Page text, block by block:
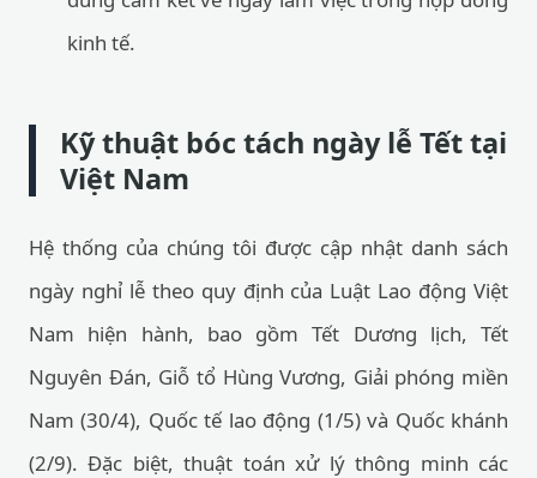
kinh tế.
Kỹ thuật bóc tách ngày lễ Tết tại
Việt Nam
Hệ thống của chúng tôi được cập nhật danh sách
ngày nghỉ lễ theo quy định của Luật Lao động Việt
Nam hiện hành, bao gồm Tết Dương lịch, Tết
Nguyên Đán, Giỗ tổ Hùng Vương, Giải phóng miền
Nam (30/4), Quốc tế lao động (1/5) và Quốc khánh
(2/9). Đặc biệt, thuật toán xử lý thông minh các